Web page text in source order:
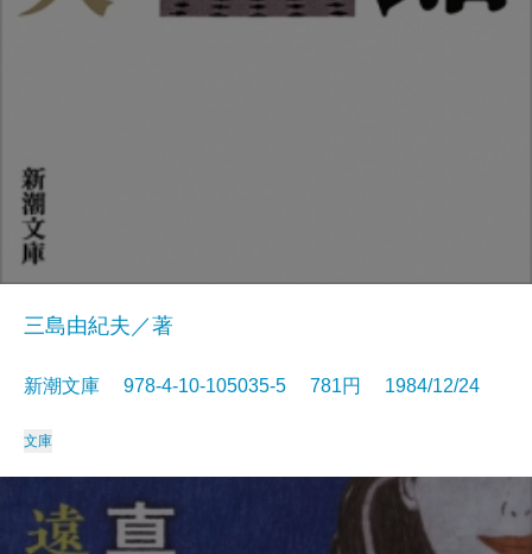
三島由紀夫／著
新潮文庫 978-4-10-105035-5 781円 1984/12/24
文庫